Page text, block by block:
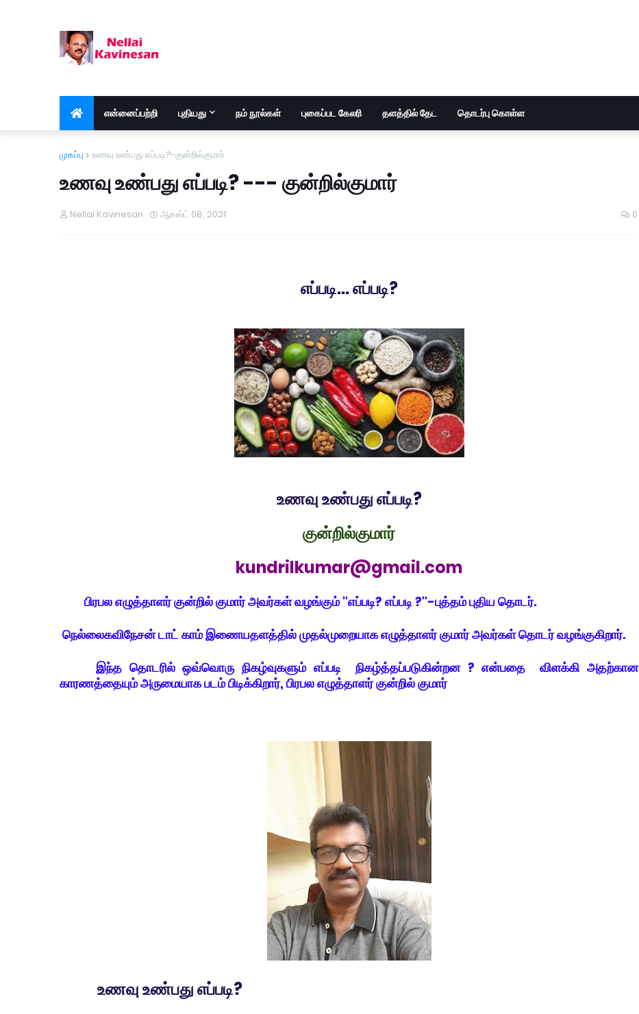
என்னைப்பற்றி புதியது நம் நூல்கள் புகைப்பட கேலரி தளத்தில் தேட தொடர்பு கொள்ள
முகப்பு உணவு உண்பது எப்படி?-குன்றில்குமார்
உணவு உண்பது எப்படி? --- குன்றில்குமார்
Nellai Kavinesan ஆகஸ்ட் 08, 2021 0
எப்படி... எப்படி?
உணவு உண்பது எப்படி?
குன்றில்குமார்
kundrilkumar@gmail.com
பிரபல எழுத்தாளர் குன்றில் குமார் அவர்கள் வழங்கும் "எப்படி? எப்படி ?"-புத்தம் புதிய தொடர்.
நெல்லைகவிநேசன் டாட் காம் இணையதளத்தில் முதல்முறையாக எழுத்தாளர் குமார் அவர்கள் தொடர் வழங்குகிறார்.
இந்த தொடரில் ஒவ்வொரு நிகழ்வுகளும் எப்படி நிகழ்த்தப்படுகின்றன ? என்பதை விளக்கி அதற்கான
காரணத்தையும் அருமையாக படம் பிடிக்கிறார், பிரபல எழுத்தாளர் குன்றில் குமார்
உணவு உண்பது எப்படி?